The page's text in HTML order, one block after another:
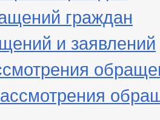
граждан
и заявлений